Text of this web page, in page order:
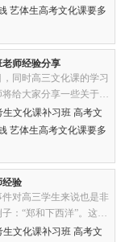
艺体生高考文化课要多
师经验分享
同时高三文化课的学习
给大家分享一些关于温
点。一、温...
文化课补习班 高考文
艺体生高考文化课要多
经验
对高三学生来说也是非
：“郑和下西洋”。这一
下西洋的...
文化课补习班 高考文